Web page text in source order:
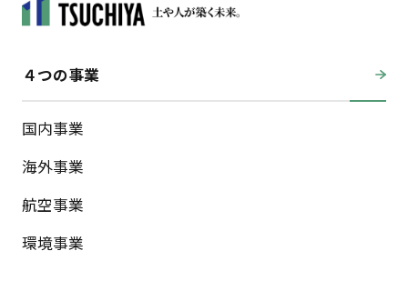
４つの事業
国内事業
海外事業
航空事業
環境事業